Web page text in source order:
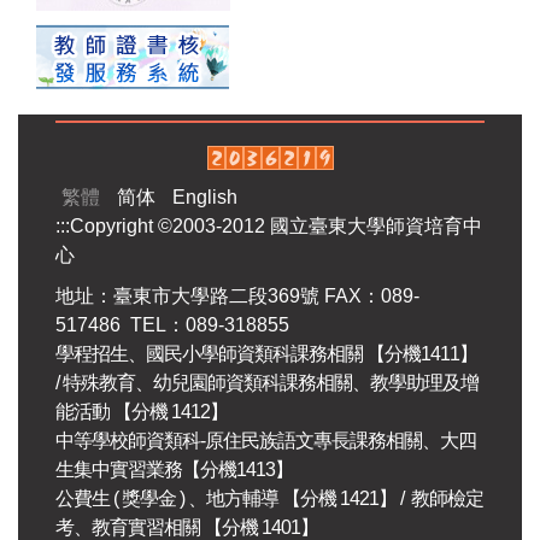
繁體 简体
English
:::Copyright ©2003-2012 國立臺東大學師資培育中
心
地址：臺東市大學路二段369號 FAX：089-
517486 TEL：089-318855
學程招生、國民小學師資類科課務相關 【分機1411】
/ 特殊教育、幼兒園師資類科課務相關 、教學助理及增
能活動 【分機 1412】
中等學校師資類科-原住民族語文專長課務相關 、大四
生集中實習業務 【分機1413】
公費生 ( 獎學金 ) 、地方輔導 【分機 1421】 / 教師檢定
考、教育實習相關 【分機 1401】